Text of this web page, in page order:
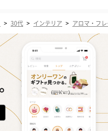
> 30代 > インテリア > アロマ・フ